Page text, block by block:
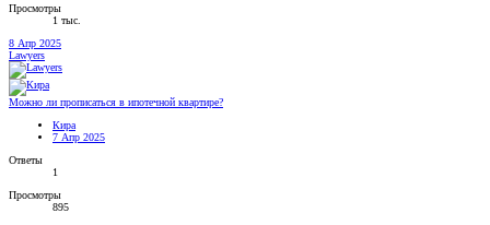
Просмотры
1 тыс.
8 Апр 2025
Lawyers
Можно ли прописаться в ипотечной квартире?
Кира
7 Апр 2025
Ответы
1
Просмотры
895